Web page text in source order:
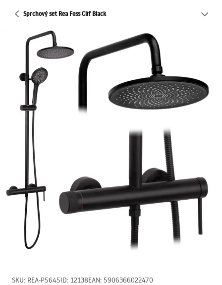
Sprchový set Rea Foss Clif Black
SKU: REA-P5645ID: 12138EAN: 5906366022470